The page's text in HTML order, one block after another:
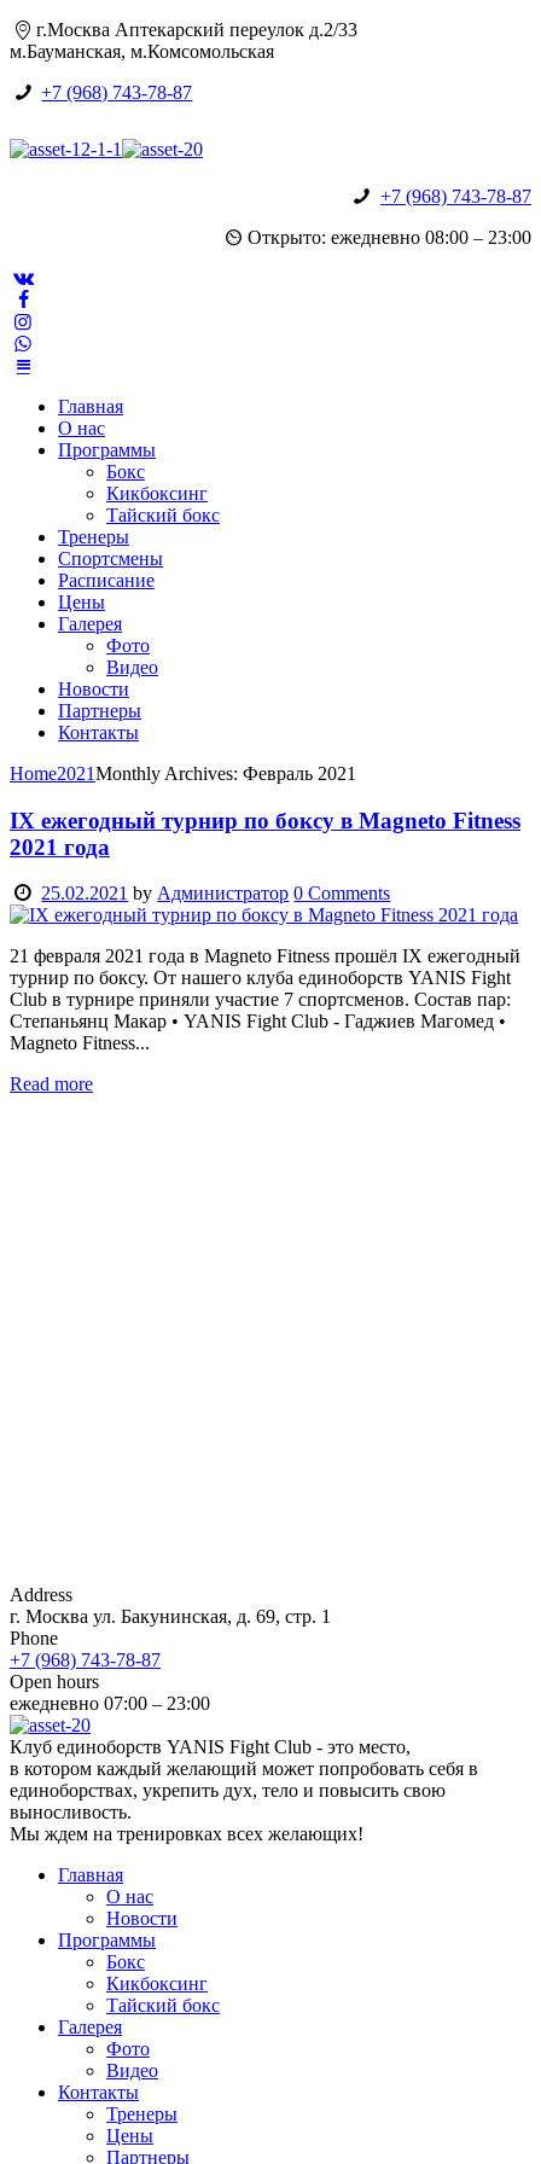
г.Москва Аптекарский переулок д.2/33
м.Бауманская, м.Комсомольская
+7 (968) 743-78-87
+7 (968) 743-78-87
Открыто: ежедневно 08:00 – 23:00
Главная
О нас
Программы
Бокс
Кикбоксинг
Тайский бокс
Тренеры
Спортсмены
Расписание
Цены
Галерея
Фото
Видео
Новости
Партнеры
Контакты
Home2021Monthly Archives: Февраль 2021
IX ежегодный турнир по боксу в Magneto Fitness
2021 года
25.02.2021 byАдминистратор 0 Comments
21 февраля 2021 года в Magneto Fitness прошёл IX ежегодный
турнир по боксу. От нашего клуба единоборств YANIS Fight
Club в турнире приняли участие 7 спортсменов. Состав пар:
Степаньянц Макар • YANIS Fight Club - Гаджиев Магомед •
Magneto Fitness...
Read more
Address
г. Москва ул. Бакунинская, д. 69, стр. 1
Phone
+7 (968) 743-78-87
Open hours
ежедневно 07:00 – 23:00
Клуб единоборств YANIS Fight Club - это место,
в котором каждый желающий может попробовать себя в
единоборствах, укрепить дух, тело и повысить свою
выносливость.
Мы ждем на тренировках всех желающих!
Главная
О нас
Новости
Программы
Бокс
Кикбоксинг
Тайский бокс
Галерея
Фото
Видео
Контакты
Тренеры
Цены
Партнеры